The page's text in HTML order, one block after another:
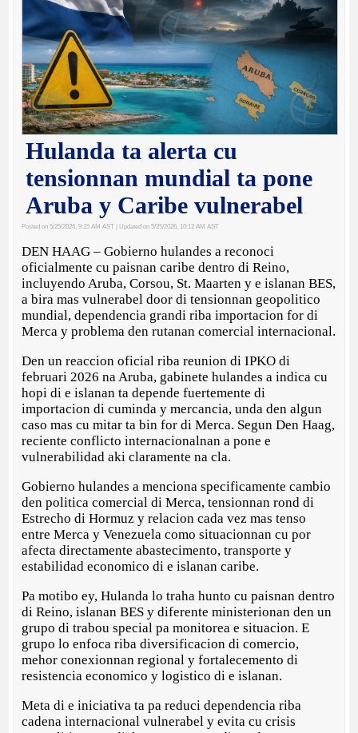
Hulanda ta alerta cu
tensionnan mundial ta pone
Aruba y Caribe vulnerabel
Posted on 5/25/2026, 9:15 AM AST | Updated on 5/25/2026, 10:12 AM AST
DEN HAAG – Gobierno hulandes a reconoci
oficialmente cu paisnan caribe dentro di Reino,
incluyendo Aruba, Corsou, St. Maarten y e islanan BES,
a bira mas vulnerabel door di tensionnan geopolitico
mundial, dependencia grandi riba importacion for di
Merca y problema den rutanan comercial internacional.
Den un reaccion oficial riba reunion di IPKO di
februari 2026 na Aruba, gabinete hulandes a indica cu
hopi di e islanan ta depende fuertemente di
importacion di cuminda y mercancia, unda den algun
caso mas cu mitar ta bin for di Merca. Segun Den Haag,
reciente conflicto internacionalnan a pone e
vulnerabilidad aki claramente na cla.
Gobierno hulandes a menciona specificamente cambio
den politica comercial di Merca, tensionnan rond di
Estrecho di Hormuz y relacion cada vez mas tenso
entre Merca y Venezuela como situacionnan cu por
afecta directamente abastecimento, transporte y
estabilidad economico di e islanan caribe.
Pa motibo ey, Hulanda lo traha hunto cu paisnan dentro
di Reino, islanan BES y diferente ministerionan den un
grupo di trabou special pa monitorea e situacion. E
grupo lo enfoca riba diversificacion di comercio,
mehor conexionnan regional y fortalecemento di
resistencia economico y logistico di e islanan.
Meta di e iniciativa ta pa reduci dependencia riba
cadena internacional vulnerabel y evita cu crisis